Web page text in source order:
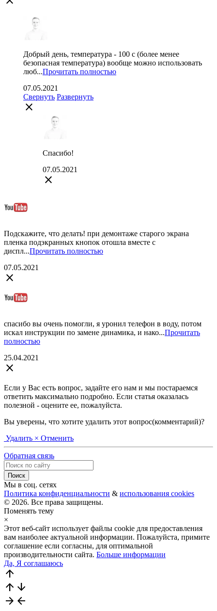
Добрый день, температура - 100 с (более менее
безопасная температура) вообще можно использовать
люб...Прочитать полностью
07.05.2021
Свернуть Развернуть
close
Спасибо!
07.05.2021
close
Подскажите, что делать! при демонтаже старого экрана
пленка подэкранных кнопок отошла вместе с
диспл...Прочитать полностью
07.05.2021
close
спасибо вы очень помогли, я уронил телефон в воду, потом
искал инструкции по замене динамика, и нако...Прочитать
полностью
25.04.2021
close
Если у Вас есть вопрос, задайте его нам и мы постараемся
ответить максимально подробно. Если статья оказалась
полезной - оцените ее, пожалуйста.
Вы уверены, что хотите удалить этот вопрос(комментарий)?
Удалить × Отменить
Обратная связь
Мы в соц. сетях
Политика конфиденциальности & использования cookies
© 2026. Все права защищены.
Поменять тему
×
Этот веб-сайт использует файлы cookie для предоставления
вам наиболее актуальной информации. Пожалуйста, примите
соглашение если согласны, для оптимальной
производительности сайта. Больше информации
Да, Я соглашаюсь
arrow_upward
arrow_upward arrow_downward
arrow_forward arrow_back